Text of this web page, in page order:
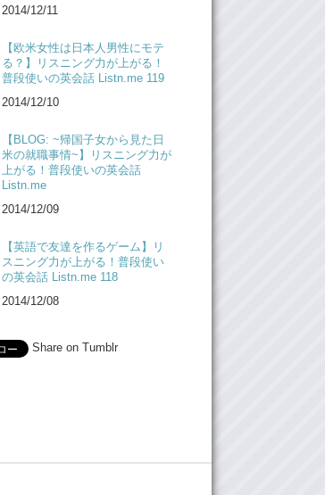
2014/12/11
【欧米女性は日本人男性にモテ
る？】リスニング力が上がる！
普段使いの英会話 Listn.me 119
2014/12/10
【BLOG: ~帰国子女から見た日
米の就職事情~】リスニング力が
上がる！普段使いの英会話
Listn.me
2014/12/09
【英語で友達を作るゲーム】リ
スニング力が上がる！普段使い
の英会話 Listn.me 118
2014/12/08
Share on Tumblr